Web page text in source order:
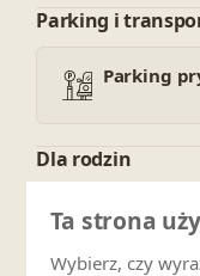
Parking i
Parking
Dla rodzin
Łóżeczko
Ta strona
Wybierz, czy